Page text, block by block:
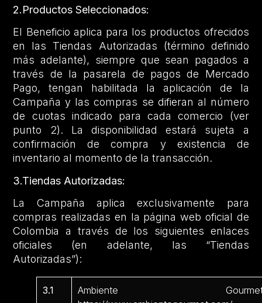
2.Productos Seleccionados:
El Beneficio aplica para los productos ofrecidos
en las Tiendas Autorizadas (término definido
más adelante), siempre que sean pagados a
través de la pasarela de pagos de Mercado
Pago, tengan habilitada la aplicación de la
Campaña y las compras se difieran al número
de cuotas indicado para cada comercio (ver
punto 2). La disponibilidad estará sujeta a
confirmación de compra y existencia de
inventario al momento de la transacción.
3.Tiendas Autorizadas:
La Campaña aplica exclusivamente para
compras realizadas en la página web oficial de
Colombia a través de los siguientes enlaces
oficiales (en adelante, las “Tiendas
Autorizadas”):
3.1
Ambiente